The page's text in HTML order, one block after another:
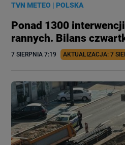
TVN METEO |POLSKA
Ponad 1300
rannych. Bilans
7 SIERPNIA 7:19 AKTUALIZACJA: 7